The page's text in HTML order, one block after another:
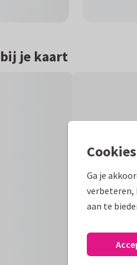
je kaart
Ga je
verbeteren,
aan te